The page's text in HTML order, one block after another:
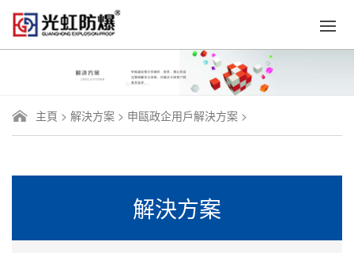
主頁 > 解決方案 > 申甌政企用戶解決方案 >
解決方案